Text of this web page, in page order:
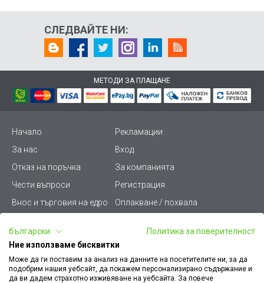
СЛЕДВАЙТЕ НИ:
МЕТОДИ ЗА ПЛАЩАНЕ
Начало
Рекламации
За нас
Вход
Отказ на поръчка
За компанията
Чести въпроси
Регистрация
Внос и търговия на едро
Оплакване / похвала
Условия за ползване
Стани дистрибутор
Карта на сайта
Кариери
български
Политика за поверителност
Ние използваме бисквитки
Може да ги поставим за анализ на данните на посетителите ни, за да
подобрим нашия уебсайт, да покажем персонализирано съдържание и
да ви дадем страхотно изживяване на уебсайта. За повече